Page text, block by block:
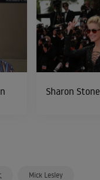
Sharon Stone
Mick Lesley